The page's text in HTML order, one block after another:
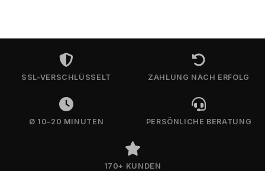
SSL-VERSCHLÜSSELT ZAHLUNG NACH ERFOLG
Ø 10–20 MINUTEN PERSÖNLICHE BERATUNG
170+ KUNDEN